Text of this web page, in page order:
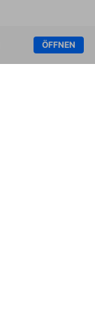
ÖFFNEN